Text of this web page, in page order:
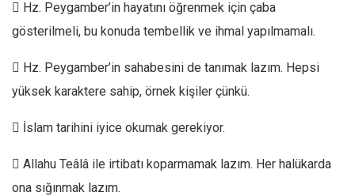
 Hz. Peygamber’in hayatını öğrenmek için çaba
gösterilmeli, bu konuda tembellik ve ihmal yapılmamalı.
 Hz. Peygamber’in sahabesini de tanımak lazım. Hepsi
yüksek karaktere sahip, örnek kişiler çünkü.
 İslam tarihini iyice okumak gerekiyor.
 Allahu Teâlâ ile irtibatı koparmamak lazım. Her halükarda
ona sığınmak lazım.